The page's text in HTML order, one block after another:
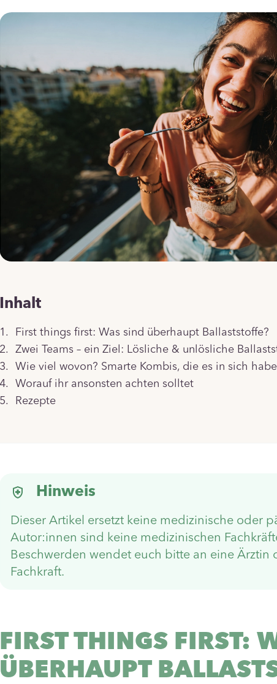
Inhalt
First things first: Was sind überhaupt Ballaststoffe?
Zwei Teams – ein Ziel: Lösliche & unlösliche
Wie viel wovon? Smarte Kombis, die es in sich
Worauf ihr ansonsten achten solltet
Rezepte
Hinweis
Dieser Artikel ersetzt keine medizinische oder
Autor:innen sind keine medizinischen
Beschwerden wendet euch bitte an eine Ärztin
Fachkraft.
FIRST THINGS FIRST:
ÜBERHAUPT